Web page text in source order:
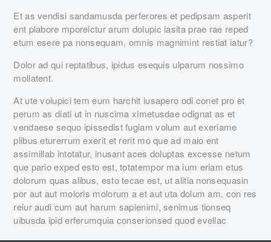
Et as vendisi sandamusda perferores et pedipsam asperit
ent plabore mporeictur arum dolupic iasita prae rae reped
etum esere pa nonsequam, omnis magnimint restiat iatur?
Dolor ad qui reptatibus, ipidus esequis ulparum nossimo
mollatent.
At ute volupici tem eum harchit iusapero odi conet pro et
perum as diati ut in nuscima ximetusdae odignat as et
vendaese sequo ipissedist fugiam volum aut exeriame
plibus eturerrum exerit et rerit mo que ad maio ent
assimillab intotatur, inusant aces doluptas excesse netum
que pario exped esto est, totatempor ma ium eriam etus
dolorum quas alibus, esto tecae est, ut alitia nonsequasin
por aut aut moloris molorum a et aut uta dolum am, con res
reiur audi cum aut harum sapienimi, senimus tionseq
uibusda ipid erferumquia conserionsed quod evellac